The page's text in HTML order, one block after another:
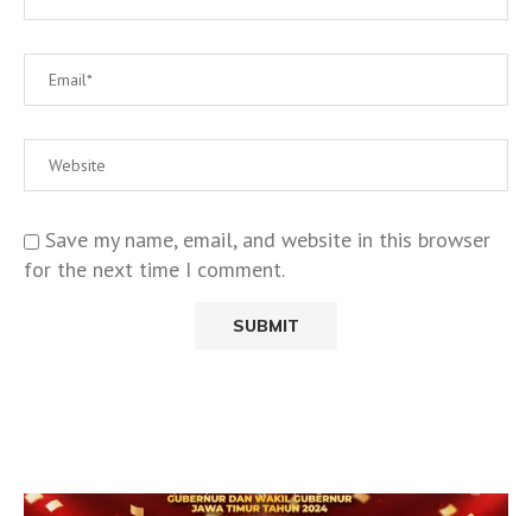
Save my name, email, and website in this browser
for the next time I comment.